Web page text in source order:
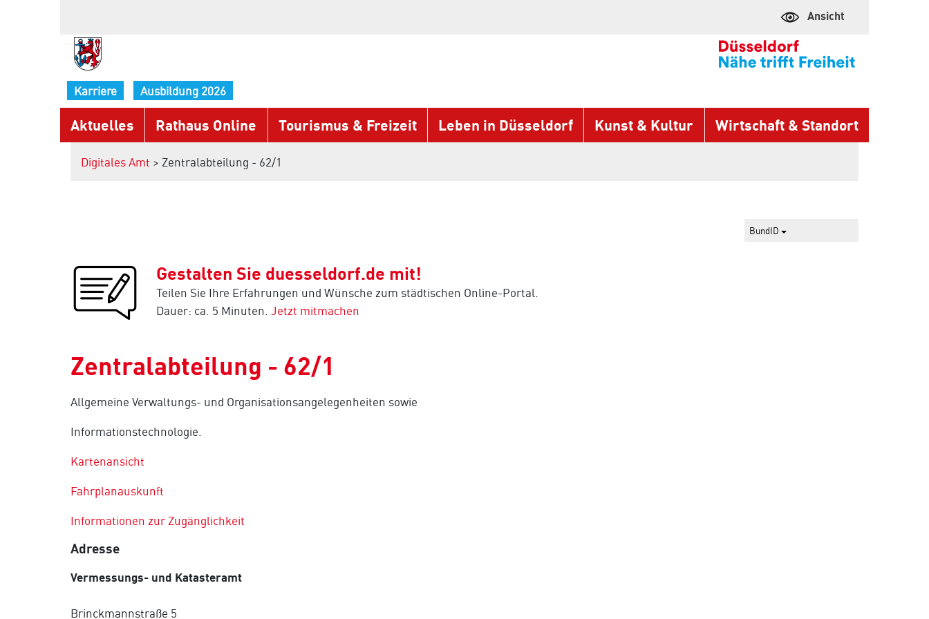
Ansicht
Karriere Ausbildung 2026
Aktuelles Rathaus Online Tourismus & Freizeit Leben in Düsseldorf Kunst & Kultur Wirtschaft & Standort
Digitales Amt > Zentralabteilung - 62/1
BundID
Gestalten Sie duesseldorf.de mit!
Teilen Sie Ihre Erfahrungen und Wünsche zum städtischen Online-Portal.
Dauer: ca. 5 Minuten. Jetzt mitmachen
Zentralabteilung - 62/1
Allgemeine Verwaltungs- und Organisationsangelegenheiten sowie
Informationstechnologie.
Kartenansicht
Fahrplanauskunft
Informationen zur Zugänglichkeit
Adresse
Vermessungs- und Katasteramt
Brinckmannstraße 5